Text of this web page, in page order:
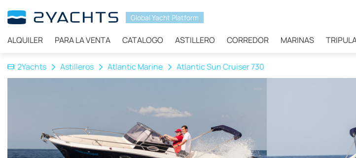
Global Yacht Platform
ALQUILER PARA LA VENTA CATALOGO ASTILLERO CORREDOR MARINAS
2Yachts Astilleros Atlantic Marine Atlantic Sun Cruiser 730